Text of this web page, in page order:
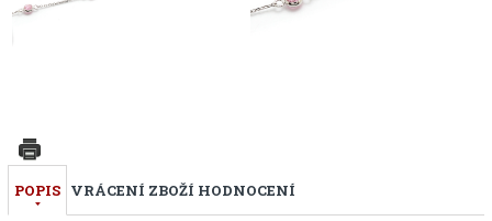
POPIS VRÁCENÍ ZBOŽÍ HODNOCENÍ